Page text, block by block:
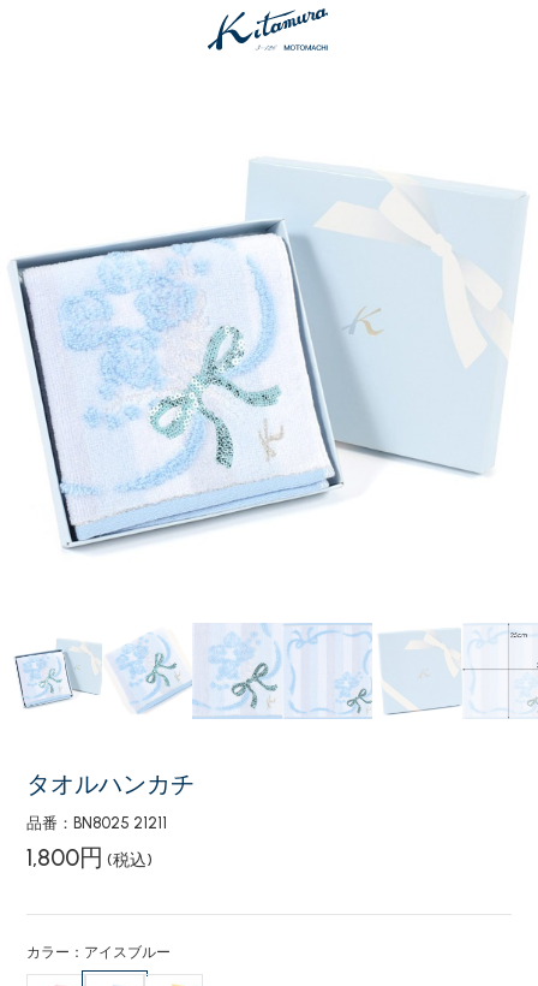
タオルハンカチ
品番：BN8025 21211
1,800円 (税込)
カラー：アイスブルー